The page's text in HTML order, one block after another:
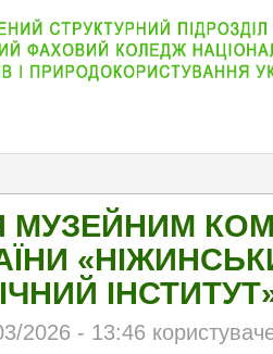
МУЗЕЙНИМ
2026 - 13:46